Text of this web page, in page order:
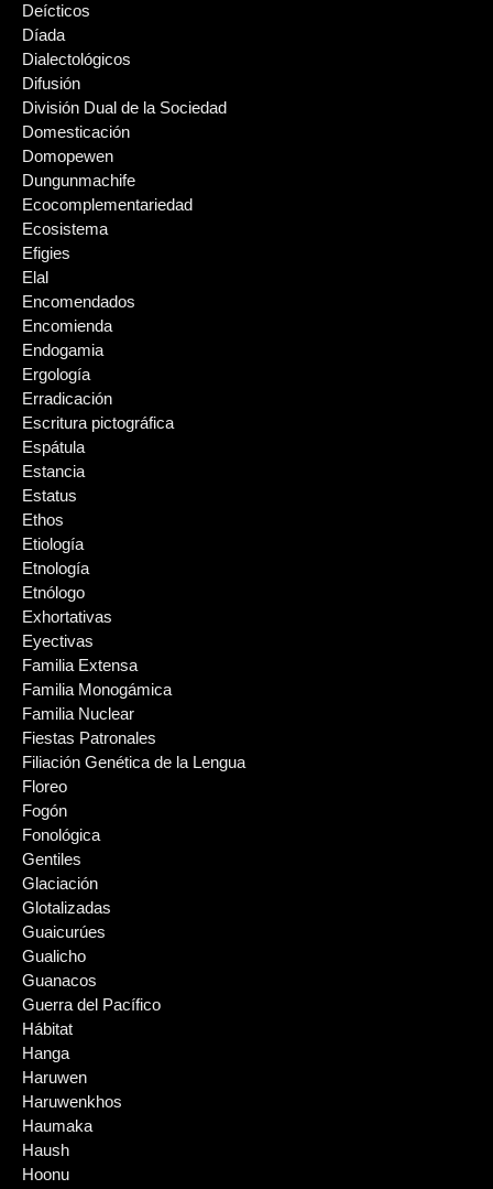
Deícticos
Díada
Dialectológicos
Difusión
División Dual de la Sociedad
Domesticación
Domopewen
Dungunmachife
Ecocomplementariedad
Ecosistema
Efigies
Elal
Encomendados
Encomienda
Endogamia
Ergología
Erradicación
Escritura pictográfica
Espátula
Estancia
Estatus
Ethos
Etiología
Etnología
Etnólogo
Exhortativas
Eyectivas
Familia Extensa
Familia Monogámica
Familia Nuclear
Fiestas Patronales
Filiación Genética de la Lengua
Floreo
Fogón
Fonológica
Gentiles
Glaciación
Glotalizadas
Guaicurúes
Gualicho
Guanacos
Guerra del Pacífico
Hábitat
Hanga
Haruwen
Haruwenkhos
Haumaka
Haush
Hoonu